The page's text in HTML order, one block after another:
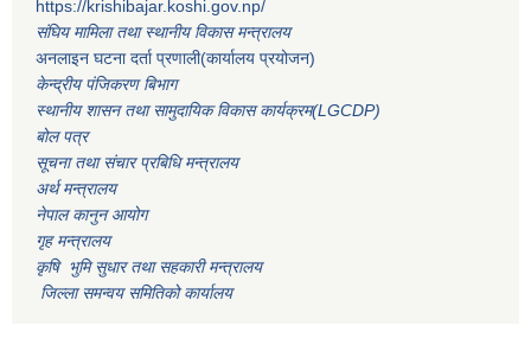
https://krishibajar.koshi.gov.np/
संघिय मामिला तथा स्थानीय विकास मन्त्रालय
अनलाइन घटना दर्ता प्रणाली(कार्यालय प्रयोजन)
केन्द्रीय पंजिकरण बिभाग
स्थानीय शासन तथा सामुदायिक विकास कार्यक्रम(LGCDP)
बोल पत्र
सूचना तथा संचार प्रबिधि मन्त्रालय
अर्थ मन्त्रालय
नेपाल कानुन आयोग
गृह मन्त्रालय
कृषि भुमि सुधार तथा सहकारी मन्त्रालय
जिल्ला समन्वय समितिको कार्यालय